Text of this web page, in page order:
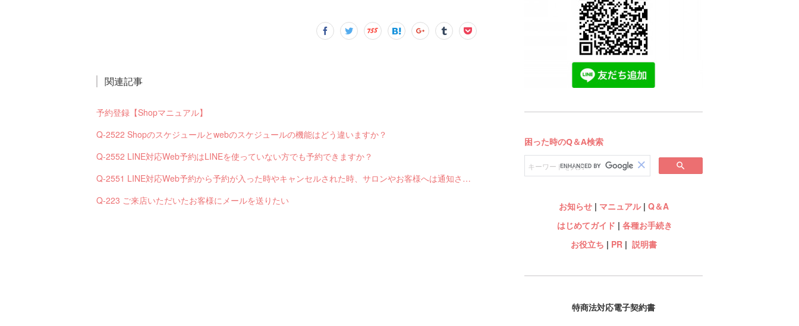
関連記事
予約登録【Shopマニュアル】
Q-2522 Shopのスケジュールとwebのスケジュールの機能はどう違いますか？
Q-2552 LINE対応Web予約はLINEを使っていない方でも予約できますか？
Q-2551 LINE対応Web予約から予約が入った時やキャンセルされた時、サロンやお客様へは通知されますか？
Q-223 ご来店いただいたお客様にメールを送りたい
お知らせ| マニュアル| Q＆A
はじめてガイド | 各種お手続き
お役立ち | PR| 説明書
特商法対応電子契約書